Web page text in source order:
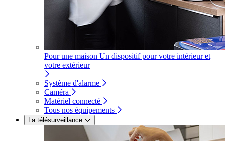
Pour une maison Un dispositif pour votre intérieur et
votre extérieur
Système d'alarme
Caméra
Matériel connecté
Tous nos équipements
La télésurveillance